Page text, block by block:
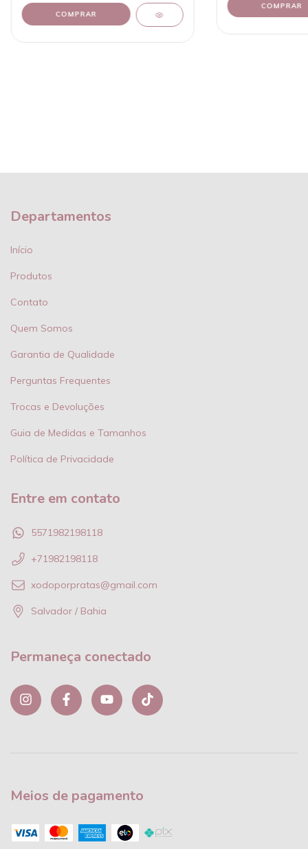
COMPRAR
COMPRAR
Departamentos
Início
Produtos
Contato
Quem Somos
Garantia de Qualidade
Perguntas Frequentes
Trocas e Devoluções
Guia de Medidas e Tamanhos
Política de Privacidade
Entre em contato
5571982198118
+71982198118
xodoporpratas@gmail.com
Salvador / Bahia
Permaneça conectado
Meios de pagamento